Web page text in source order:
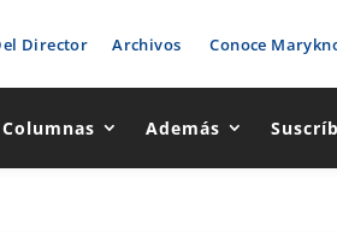
Director Archivos Conoce
Columnas Además